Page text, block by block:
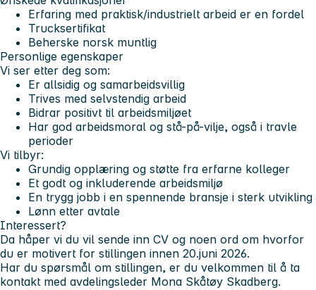
Erfaring med praktisk/industrielt arbeid er en fordel
Trucksertifikat
Beherske norsk muntlig
Personlige egenskaper
Vi ser etter deg som:
Er allsidig og samarbeidsvillig
Trives med selvstendig arbeid
Bidrar positivt til arbeidsmiljøet
Har god arbeidsmoral og stå-på-vilje, også i travle
perioder
Vi tilbyr:
Grundig opplæring og støtte fra erfarne kolleger
Et godt og inkluderende arbeidsmiljø
En trygg jobb i en spennende bransje i sterk utvikling
Lønn etter avtale
Interessert?
Da håper vi du vil sende inn CV og noen ord om hvorfor
du er motivert for stillingen innen 20.juni 2026.
Har du spørsmål om stillingen, er du velkommen til å ta
kontakt med avdelingsleder Mona Skåtøy Skadberg.